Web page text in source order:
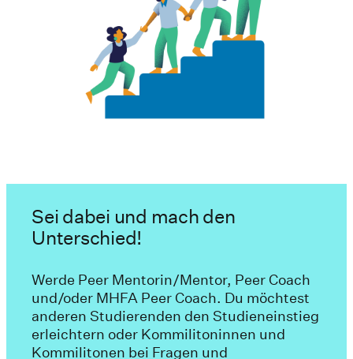
Sei dabei und mach den
Unterschied!
Werde Peer Mentorin/Mentor, Peer Coach
und/oder MHFA Peer Coach. Du möchtest
anderen Studierenden den Studieneinstieg
erleichtern oder Kommilitoninnen und
Kommilitonen bei Fragen und